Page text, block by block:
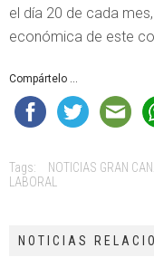
el día 20 de cada
económica de este
Compártelo ...
Tags: NOTICIAS GRAN
LABORAL
NOTICIAS